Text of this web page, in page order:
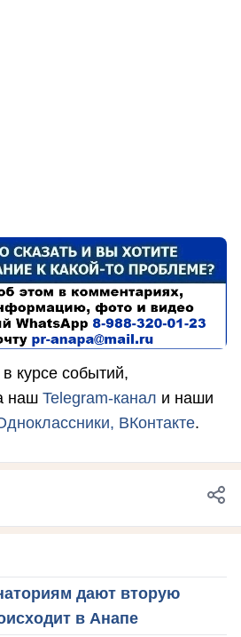
курсе событий,
наш Telegram-канал и наши
ВКонтакте.
дают вторую
в Анапе